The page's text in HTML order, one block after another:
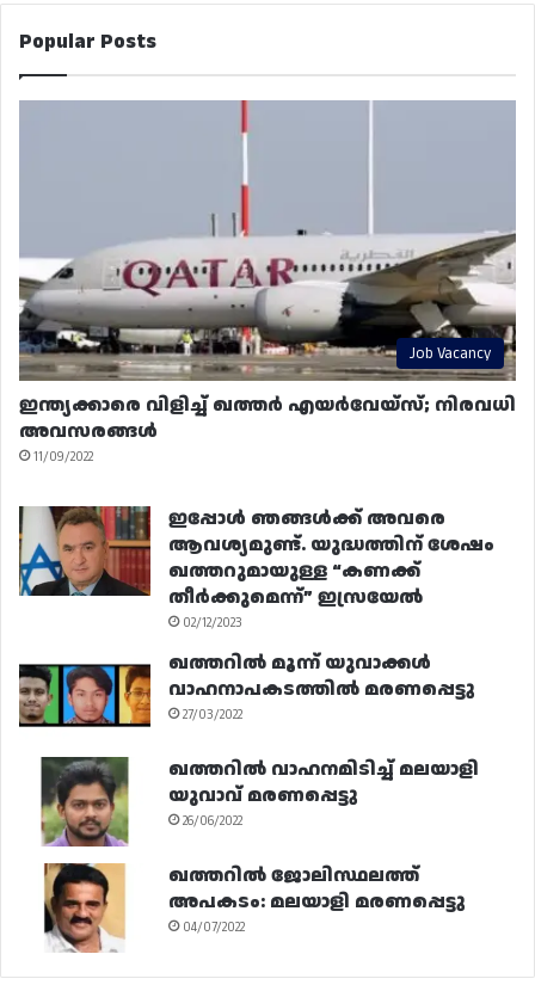
Popular Posts
Job Vacancy
ഇന്ത്യക്കാരെ വിളിച്ച് ഖത്തർ എയർവേയ്‌സ്; നിരവധി
അവസരങ്ങൾ
11/09/2022
ഇപ്പോൾ ഞങ്ങൾക്ക് അവരെ
ആവശ്യമുണ്ട്. യുദ്ധത്തിന് ശേഷം
ഖത്തറുമായുള്ള “കണക്ക്
തീർക്കുമെന്ന്” ഇസ്രയേൽ
02/12/2023
ഖത്തറിൽ മൂന്ന് യുവാക്കൾ
വാഹനാപകടത്തിൽ മരണപ്പെട്ടു
27/03/2022
ഖത്തറിൽ വാഹനമിടിച്ച് മലയാളി
യുവാവ് മരണപ്പെട്ടു
26/06/2022
ഖത്തറിൽ ജോലിസ്ഥലത്ത്
അപകടം: മലയാളി മരണപ്പെട്ടു
04/07/2022